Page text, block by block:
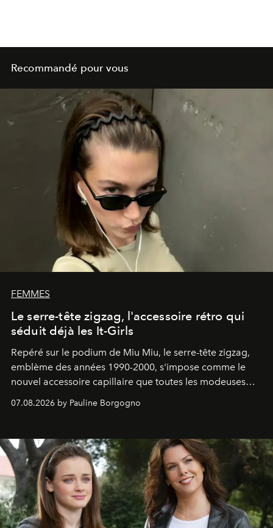
Recommandé pour vous
FEMMES
Le serre-tête zigzag, l'accessoire rétro qui
séduit déjà les It-Girls
Repéré sur le podium de Miu Miu, le serre-tête zigzag,
emblème des années 1990-2000, s'impose comme le
nouvel accessoire capillaire que toutes les modeuses
07.08.2026 by Pauline Borgogno